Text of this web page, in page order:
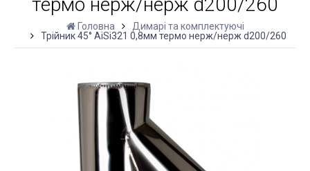
Головна
Димарі та комплектуючі
Трійник 45° AiSi321 0,8мм термо нерж/нерж d200/260